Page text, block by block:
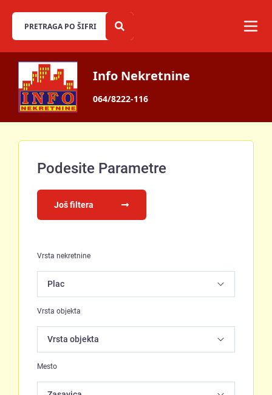
Info Nekretnine
064/8222-116
Podesite Parametre
Još filtera
Vrsta nekretnine
Vrsta objekta
Mesto